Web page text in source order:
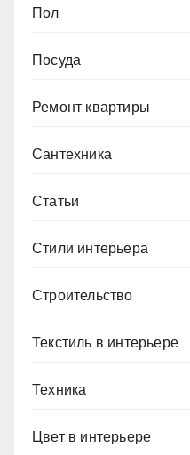
Пол
Посуда
Ремонт квартиры
Сантехника
Статьи
Стили интерьера
Строительство
Текстиль в интерьере
Техника
Цвет в интерьере